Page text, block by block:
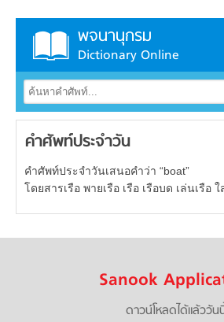
พจนานุกรม
Dictionary Online
คำศัพท์ประจำวัน
คำศัพท์ประจำวันเสนอคำว่า “boat”
โดยสารเรือ พายเรือ เรือ เรือบด เล่นเรือ
Sanook
ดาวน์โหลดได้แล้ววัน